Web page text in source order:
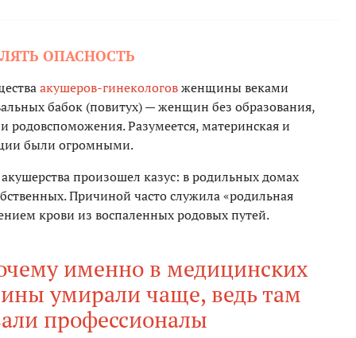
ОПАСНОСТЬ
акушеров-гинекологовженщины веками
бабок (повитух) — женщин без образования,
Разумеется, материнская и
были огромными.
произошел казус: в родильных домах
Причиной часто служила «родильная
крови из воспаленных родовых путей.
именно в медицинских
умирали чаще, ведь там
профессионалы